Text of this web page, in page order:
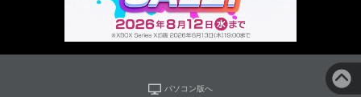
パソコン版へ